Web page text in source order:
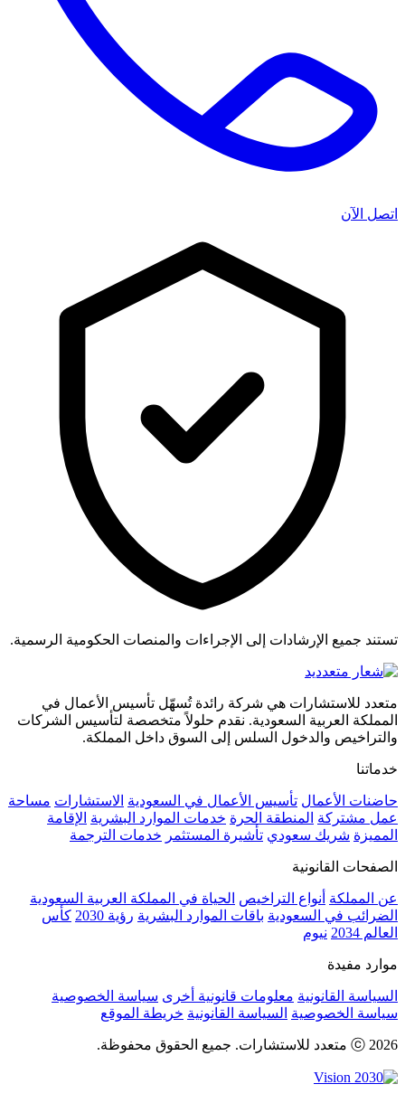
اتصل الآن
تستند جميع الإرشادات إلى الإجراءات والمنصات الحكومية الرسمية.
متعدد للاستشارات هي شركة رائدة تُسهّل تأسيس الأعمال في
المملكة العربية السعودية. نقدم حلولاً متخصصة لتأسيس الشركات
والتراخيص والدخول السلس إلى السوق داخل المملكة.
خدماتنا
حاضنات الأعمال تأسيس الأعمال في السعودية الاستشارات مساحة
عمل مشتركة المنطقة الحرة خدمات الموارد البشرية الإقامة
المميزة شريك سعودي تأشيرة المستثمر خدمات الترجمة
الصفحات القانونية
عن المملكة أنواع التراخيص الحياة في المملكة العربية السعودية
الضرائب في السعودية باقات الموارد البشرية رؤية 2030
كأس
العالم 2034
نيوم
موارد مفيدة
السياسة القانونية معلومات قانونية أخرى سياسة الخصوصية
سياسة الخصوصية السياسة القانونية خريطة الموقع
ⓒ 2026 متعدد للاستشارات. جميع الحقوق محفوظة.